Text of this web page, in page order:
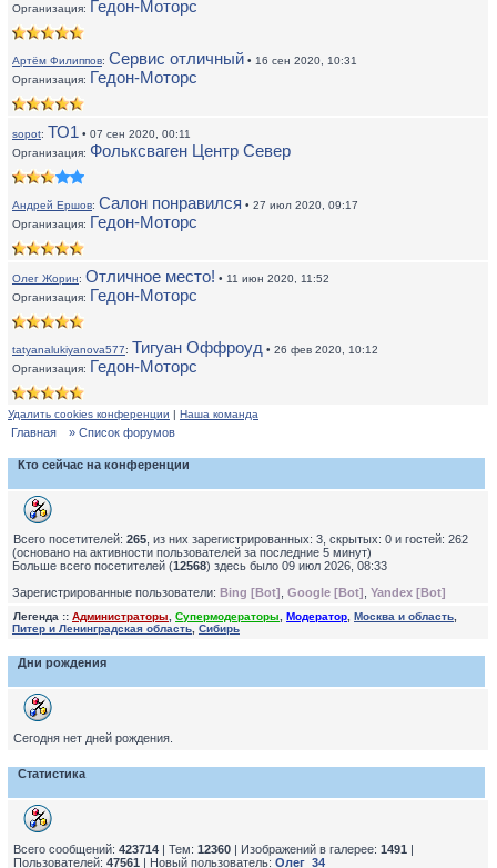
Организация: Гедон-Моторс
Артём Филиппов: Сервис отличный • 16 сен 2020, 10:31
Организация: Гедон-Моторс
sopot: ТО1 • 07 сен 2020, 00:11
Организация: Фольксваген Центр Север
Андрей Ершов: Салон понравился • 27 июл 2020, 09:17
Организация: Гедон-Моторс
Олег Жорин: Отличное место! • 11 июн 2020, 11:52
Организация: Гедон-Моторс
tatyanalukiyanova577: Тигуан Оффроуд • 26 фев 2020, 10:12
Организация: Гедон-Моторс
Удалить cookies конференции | Наша команда
Главная » Список форумов
Кто сейчас на конференции
Всего посетителей: 265 , из них зарегистрированных: 3, скрытых: 0 и гостей: 262
(основано на активности пользователей за последние 5 минут)
Больше всего посетителей (12568) здесь было 09 июл 2026, 08:33
Зарегистрированные пользователи: Bing [Bot] Google [Bot] Yandex [Bot]
Легенда :: Администраторы Супермодераторы Модератор Москва и область
Питер и Ленинградская область Сибирь
Дни рождения
Сегодня нет дней рождения.
Статистика
Всего сообщений: 423714 | Тем: 12360 | Изображений в галерее: 1491 |
Пользователей: 47561 | Новый пользователь: Олег_34